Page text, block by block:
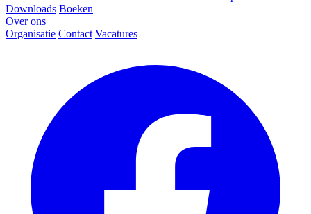
Downloads Boeken
Over ons
Organisatie Contact Vacatures